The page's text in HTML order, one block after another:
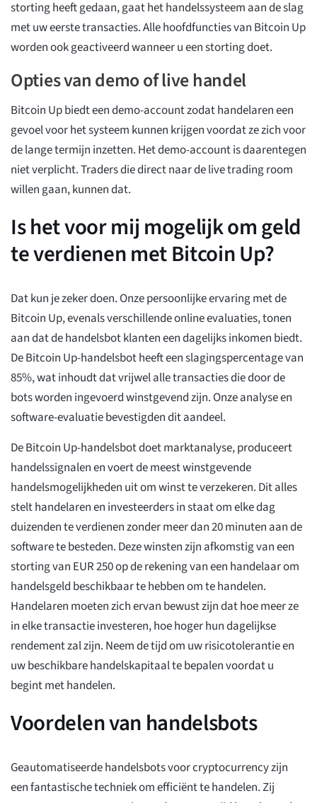
storting heeft gedaan, gaat het handelssysteem aan de slag
met uw eerste transacties. Alle hoofdfuncties van Bitcoin Up
worden ook geactiveerd wanneer u een storting doet.
Opties van demo of live handel
Bitcoin Up biedt een demo-account zodat handelaren een
gevoel voor het systeem kunnen krijgen voordat ze zich voor
de lange termijn inzetten. Het demo-account is daarentegen
niet verplicht. Traders die direct naar de live trading room
willen gaan, kunnen dat.
Is het voor mij mogelijk om geld
te verdienen met Bitcoin Up?
Dat kun je zeker doen. Onze persoonlijke ervaring met de
Bitcoin Up, evenals verschillende online evaluaties, tonen
aan dat de handelsbot klanten een dagelijks inkomen biedt.
De Bitcoin Up-handelsbot heeft een slagingspercentage van
85%, wat inhoudt dat vrijwel alle transacties die door de
bots worden ingevoerd winstgevend zijn. Onze analyse en
software-evaluatie bevestigden dit aandeel.
De Bitcoin Up-handelsbot doet marktanalyse, produceert
handelssignalen en voert de meest winstgevende
handelsmogelijkheden uit om winst te verzekeren. Dit alles
stelt handelaren en investeerders in staat om elke dag
duizenden te verdienen zonder meer dan 20 minuten aan de
software te besteden. Deze winsten zijn afkomstig van een
storting van EUR 250 op de rekening van een handelaar om
handelsgeld beschikbaar te hebben om te handelen.
Handelaren moeten zich ervan bewust zijn dat hoe meer ze
in elke transactie investeren, hoe hoger hun dagelijkse
rendement zal zijn. Neem de tijd om uw risicotolerantie en
uw beschikbare handelskapitaal te bepalen voordat u
begint met handelen.
Voordelen van handelsbots
Geautomatiseerde handelsbots voor cryptocurrency zijn
een fantastische techniek om efficiënt te handelen. Zij